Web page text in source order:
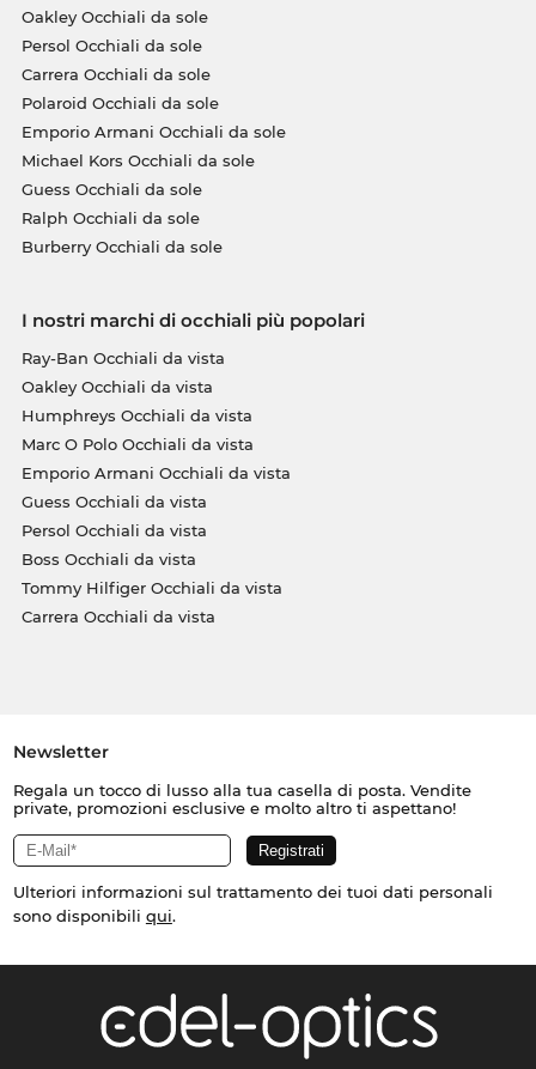
Oakley Occhiali da sole
Persol Occhiali da sole
Carrera Occhiali da sole
Polaroid Occhiali da sole
Emporio Armani Occhiali da sole
Michael Kors Occhiali da sole
Guess Occhiali da sole
Ralph Occhiali da sole
Burberry Occhiali da sole
I nostri marchi di occhiali più popolari
Ray-Ban Occhiali da vista
Oakley Occhiali da vista
Humphreys Occhiali da vista
Marc O Polo Occhiali da vista
Emporio Armani Occhiali da vista
Guess Occhiali da vista
Persol Occhiali da vista
Boss Occhiali da vista
Tommy Hilfiger Occhiali da vista
Carrera Occhiali da vista
Newsletter
Regala un tocco di lusso alla tua casella di posta. Vendite
private, promozioni esclusive e molto altro ti aspettano!
Ulteriori informazioni sul trattamento dei tuoi dati personali
sono disponibili qui.